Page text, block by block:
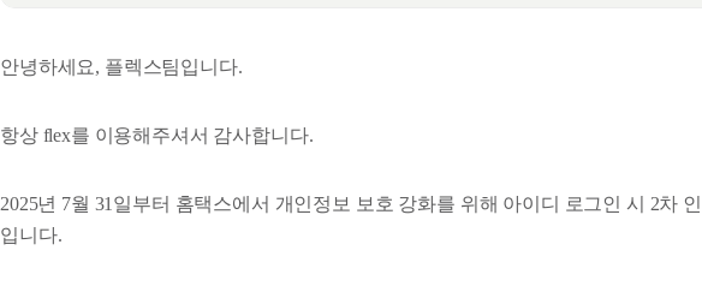
안녕하세요, 플렉스팀입니다.
항상 flex를 이용해주셔서 감사합니다.
2025년 7월 31일부터 홈택스에서 개인정보 보호 강화를 위해 아이디 로그인 시 2차
입니다.